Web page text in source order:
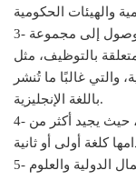
3- يُمكن الإلمام باللغة الإنجليزية أيضًا أن يُتيح الوصول إلى مجموعة
بالتوظيف، مثل
والتي غالبًا ما تُنشر
باللغة الإنجليزية.
4- تعد اللغة الإنجليزية الأكثر انتشاراً في العالم، حيث يجيد أكثر من
5- اللغة الإنجليزية هي الأهم في لغة الأعمال الدولية والعلوم